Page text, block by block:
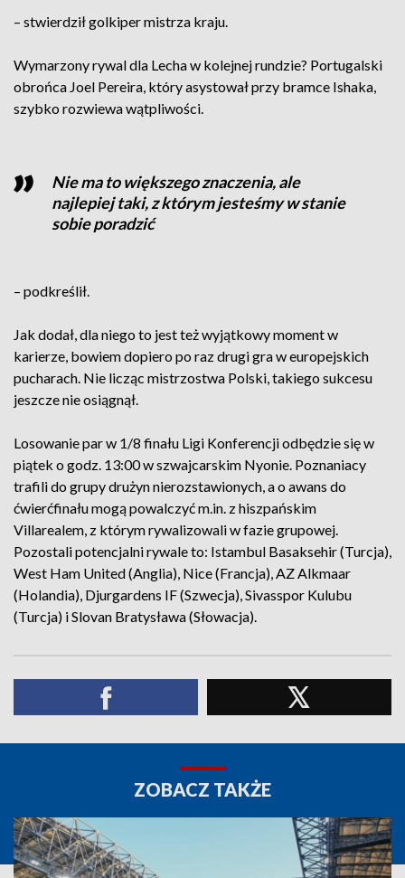
– stwierdził golkiper mistrza kraju.
Wymarzony rywal dla Lecha w kolejnej rundzie? Portugalski
obrońca Joel Pereira, który asystował przy bramce Ishaka,
szybko rozwiewa wątpliwości.
Nie ma to większego znaczenia, ale
najlepiej taki, z którym jesteśmy w stanie
sobie poradzić
– podkreślił.
Jak dodał, dla niego to jest też wyjątkowy moment w
karierze, bowiem dopiero po raz drugi gra w europejskich
pucharach. Nie licząc mistrzostwa Polski, takiego sukcesu
jeszcze nie osiągnął.
Losowanie par w 1/8 finału Ligi Konferencji odbędzie się w
piątek o godz. 13:00 w szwajcarskim Nyonie. Poznaniacy
trafili do grupy drużyn nierozstawionych, a o awans do
ćwierćfinału mogą powalczyć m.in. z hiszpańskim
Villarealem, z którym rywalizowali w fazie grupowej.
Pozostali potencjalni rywale to: Istambul Basaksehir (Turcja),
West Ham United (Anglia), Nice (Francja), AZ Alkmaar
(Holandia), Djurgardens IF (Szwecja), Sivasspor Kulubu
(Turcja) i Slovan Bratysława (Słowacja).
ZOBACZ TAKŻE